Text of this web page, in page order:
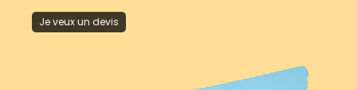
Je veux un devis